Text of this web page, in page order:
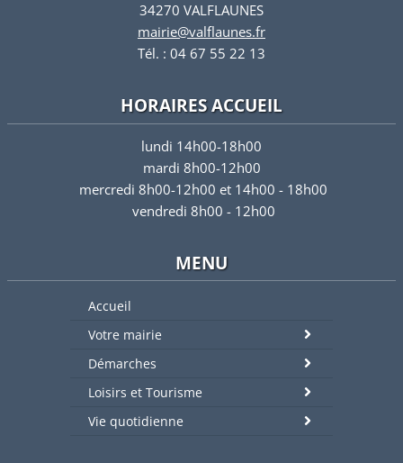
34270 VALFLAUNES
mairie@valflaunes.fr
Tél. : 04 67 55 22 13
HORAIRES ACCUEIL
lundi 14h00-18h00
mardi 8h00-12h00
mercredi 8h00-12h00 et 14h00 - 18h00
vendredi 8h00 - 12h00
MENU
Accueil
Votre mairie
Démarches
Loisirs et Tourisme
Vie quotidienne